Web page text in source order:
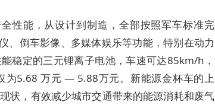
性能，从设计到制造，全部按照军车标准完
、倒车影像、多媒体娱乐等功能，特别在动力
稳定的三元锂离子电池，车速可达85km/h，
为5.68 万元 — 5.88万元。新能源金杯车的上
状，有效减少城市交通带来的能源消耗和废气